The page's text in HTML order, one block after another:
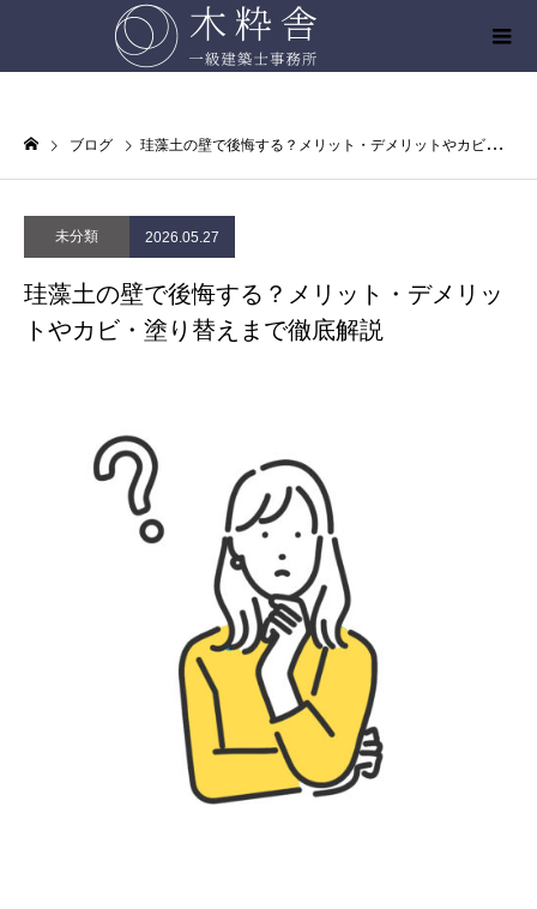
ブログ 珪藻土の壁で後悔する？メリット・デメリットやカビ・塗り替えまで徹底解説
未分類 2026.05.27
珪藻土の壁で後悔する？メリット・デメリッ
トやカビ・塗り替えまで徹底解説